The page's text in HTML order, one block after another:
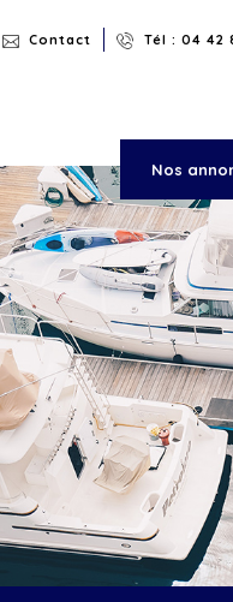
Contact Tél : 04 42
Nos